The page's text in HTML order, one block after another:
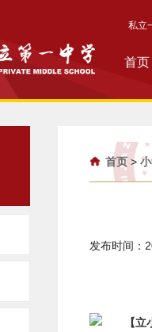
私立
首页
首页 >
发布时间：